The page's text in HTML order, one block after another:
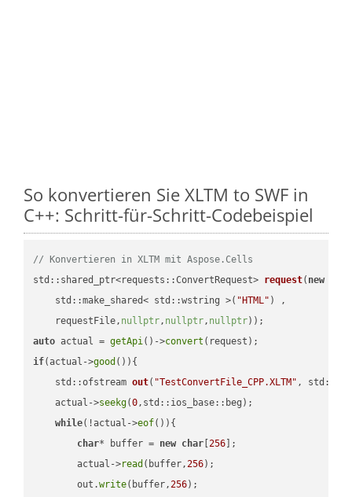
So konvertieren Sie XLTM to SWF in
C++: Schritt-für-Schritt-Codebeispiel
// Konvertieren in XLTM mit Aspose.Cells
std::shared_ptr<requests::ConvertRequest> request( new
    std::make_shared< std::wstring >(
"HTML" ) ,
    requestFile,
nullptr, nullptr, nullptr))
auto actual = getApi()->convert
if(actual->good ()){
std::ofstream out( "TestConvertFile_CPP.XLTM" ,
    actual->
seekg(0,std::ios_base::beg);
while(!actual->eof()){
char* buffer = new char [256 ];
        actual->
read (buffer,256);
        out.
write(buffer,256);